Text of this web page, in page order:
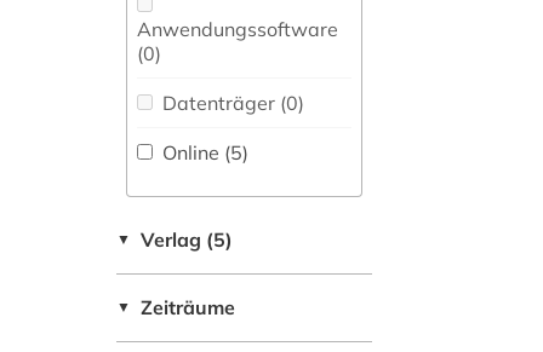
Sport (0)
Quellenmaterial (0)
Suchmaschinen (0)
Technik (0)
Theologie und
Religionswissenschaften
(9)
Anwendungssoftware
(0)
Datenträger (0)
Online (5)
▼ Verlag (5)
▼ Zeiträume